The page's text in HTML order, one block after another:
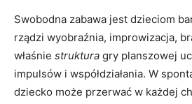
Swobodna zabawa jest dzieciom
rządzi wyobraźnia, improwizacja,
właśnie struktura gry planszowej
impulsów i współdziałania. W
dziecko może przerwać w każdej